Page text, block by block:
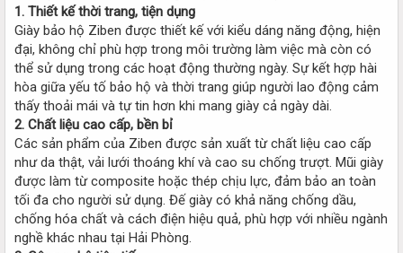
1. Thiết kế thời trang, tiện dụng
Giày bảo hộ Ziben được thiết kế với kiểu dáng năng động, hiện
đại, không chỉ phù hợp trong môi trường làm việc mà còn có
thể sử dụng trong các hoạt động thường ngày. Sự kết hợp hài
hòa giữa yếu tố bảo hộ và thời trang giúp người lao động cảm
thấy thoải mái và tự tin hơn khi mang giày cả ngày dài.
2. Chất liệu cao cấp, bền bỉ
Các sản phẩm của Ziben được sản xuất từ chất liệu cao cấp
như da thật, vải lưới thoáng khí và cao su chống trượt. Mũi giày
được làm từ composite hoặc thép chịu lực, đảm bảo an toàn
tối đa cho người sử dụng. Đế giày có khả năng chống dầu,
chống hóa chất và cách điện hiệu quả, phù hợp với nhiều ngành
nghề khác nhau tại Hải Phòng.